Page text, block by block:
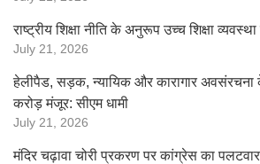
राष्ट्रीय शिक्षा नीति के अनुरूप उच्च शिक्षा
July 21, 2026
हेलीपैड, सड़क, न्यायिक और कारागार
करोड़ मंजूर: सीएम धामी
July 21, 2026
मंदिर चढ़ावा चोरी प्रकरण पर कांग्रेस का